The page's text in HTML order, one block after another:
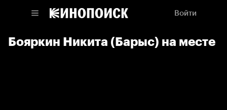
Войти
Бояркин Никита (Барыс) на месте